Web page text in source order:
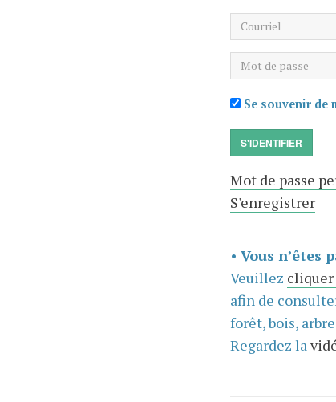
Courriel
Mot de passe
Se souvenir de
S'IDENTIFIER
Mot de passe
S'enregistrer
• Vous n’êtes
Veuillez
afin de
forêt, bois,
Regardez la